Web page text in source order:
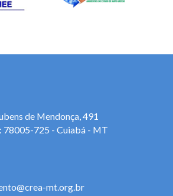
de Mendonça, 491
78005-725 - Cuiabá - MT
mt.org.br